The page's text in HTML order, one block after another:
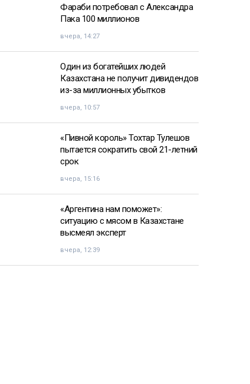
Фараби потребовал с Александра
Пака 100 миллионов
вчера, 14:27
Один из богатейших людей
Казахстана не получит дивидендов
из-за миллионных убытков
вчера, 10:57
«Пивной король» Тохтар Тулешов
пытается сократить свой 21-летний
срок
вчера, 15:16
«Аргентина нам поможет»:
ситуацию с мясом в Казахстане
высмеял эксперт
вчера, 12:39